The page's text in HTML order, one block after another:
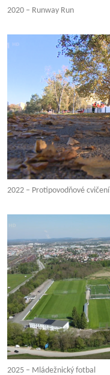
2020 – Runway Run
2022 – Protipovodňové cvičení
2025 – Mládežnický fotbal